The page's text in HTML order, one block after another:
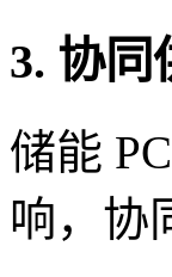
3. 协同
储能
响，协